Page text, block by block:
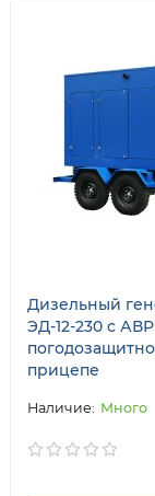
Дизельный
ЭД-12-230 с
прицепе
Много